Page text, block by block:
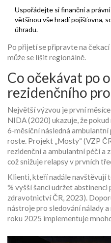
Uspořádejte si finanční a
většinou vše hradí pojišťovna,
úhradu.
Po přijetí se připravte na
může se lišit regionálně.
Co očekávat po
rezidenčního
Největší výzvou je první
NIDA(2020) ukazuje, že
6‑měsíční následná
roste. Projekt „Mosty“ (VZP
rezidenční a ambulantní péčí a
což snižuje relapsy v prvních
Klienti, kteří nadále navštěvují
% vyšší šanci udržet
zdravotnictví ČR, 2023).
nástroje pro sledování nálady
roku 2025 implementuje